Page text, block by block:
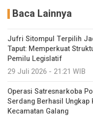
Baca Lainnya
Jufri Sitompul Terpilih
Taput: Memperkuat
Pemilu Legislatif
29 Juli 2026 - 21:21 WIB
Operasi Satresnarkoba
Serdang Berhasil Ungkap
Kecamatan Galang